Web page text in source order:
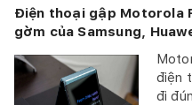
Điện thoại gập Motorola
gờm của Samsung,
điện
đi